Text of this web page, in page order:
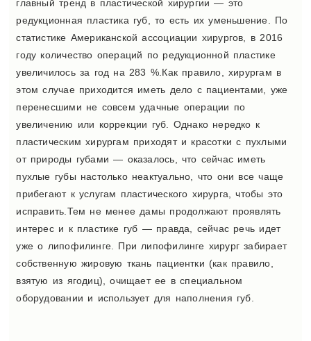
главный тренд в пластической хирургии — это
редукционная пластика губ, то есть их уменьшение. По
статистике Американской ассоциации хирургов, в 2016
году количество операций по редукционной пластике
увеличилось за год на 283 %.Как правило, хирургам в
этом случае приходится иметь дело с пациентами, уже
перенесшими не совсем удачные операции по
увеличению или коррекции губ. Однако нередко к
пластическим хирургам приходят и красотки с пухлыми
от природы губами — оказалось, что сейчас иметь
пухлые губы настолько неактуально, что они все чаще
прибегают к услугам пластического хирурга, чтобы это
исправить.Тем не менее дамы продолжают проявлять
интерес и к пластике губ — правда, сейчас речь идет
уже о липофилинге. При липофилинге хирург забирает
собственную жировую ткань пациентки (как правило,
взятую из ягодиц), очищает ее в специальном
оборудовании и использует для наполнения губ.